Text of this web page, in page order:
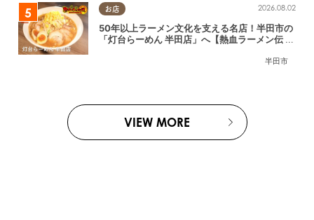
お店
半田市
2026.08.02
50年以上ラーメン文化を支える名店！半田市の
「灯台らーめん 半田店」へ【熱血ラーメン伝 8
VIEW MORE